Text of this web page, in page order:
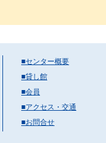
■センター概要
■貸し館
■会員
■アクセス・交通
■お問合せ